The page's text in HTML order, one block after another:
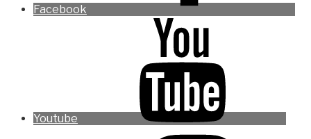
Facebook
Youtube